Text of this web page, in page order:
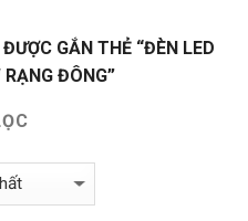
GẮN THẺ “ĐÈN LED
ĐÔNG”